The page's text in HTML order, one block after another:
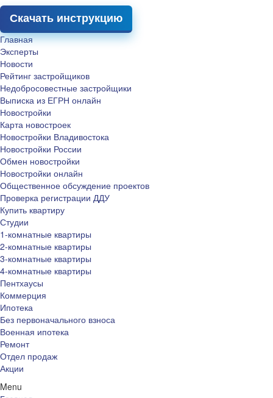
Скачать инструкцию
Главная
Эксперты
Новости
Рейтинг застройщиков
Недобросовестные застройщики
Выписка из ЕГРН онлайн
Новостройки
Карта новостроек
Новостройки Владивостока
Новостройки России
Обмен новостройки
Новостройки онлайн
Общественное обсуждение проектов
Проверка регистрации ДДУ
Купить квартиру
Студии
1-комнатные квартиры
2-комнатные квартиры
3-комнатные квартиры
4-комнатные квартиры
Пентхаусы
Коммерция
Ипотека
Без первоначального взноса
Военная ипотека
Ремонт
Отдел продаж
Акции
Menu